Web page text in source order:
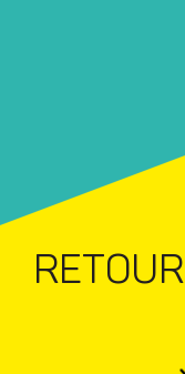
RETOUR